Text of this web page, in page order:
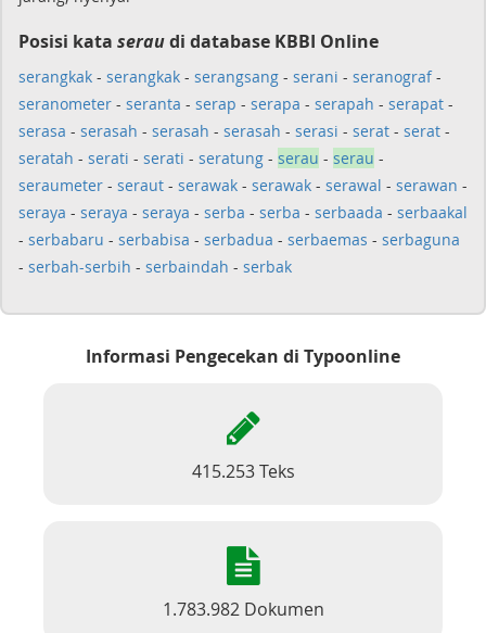
Posisi kata seraudi database KBBI Online
serangkak - serangkak - serangsang - serani - seranograf-
seranometer - seranta - serap - serapa - serapah - serapat -
serasa - serasah - serasah - serasah - serasi - serat - serat -
seratah - serati - serati - seratung - serau - serau -
seraumeter - seraut - serawak - serawak - serawal - serawan -
seraya - seraya - seraya - serba - serba - serbaada - serbaakal
- serbabaru - serbabisa - serbadua - serbaemas - serbaguna
- serbah-serbih - serbaindah - serbak
Informasi Pengecekan di Typoonline
415.253 Teks
1.783.982 Dokumen